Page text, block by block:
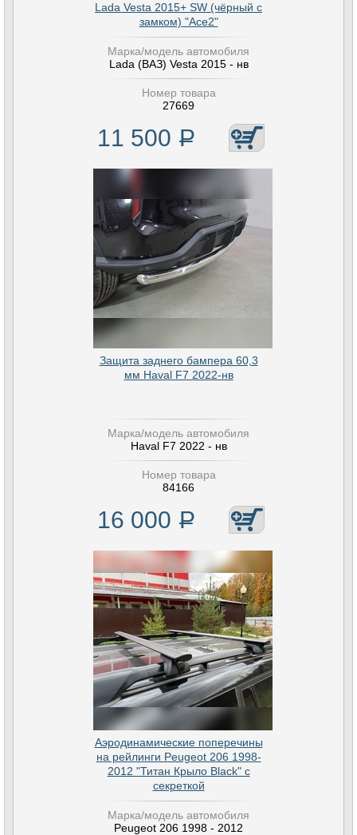
Lada Vesta 2015+ SW (чёрный с
замком) "Ace2"
Марка/модель автомобиля
Lada (ВАЗ) Vesta 2015 - нв
Номер товара
27669
11 500 Р
Защита заднего бампера 60,3
мм Haval F7 2022-нв
Марка/модель автомобиля
Haval F7 2022 - нв
Номер товара
84166
16 000 Р
Аэродинамические поперечины
на рейлинги Peugeot 206 1998-
2012 "Титан Крыло Black" с
секреткой
Марка/модель автомобиля
Peugeot 206 1998 - 2012